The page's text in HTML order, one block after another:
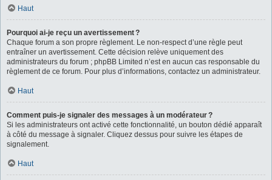
Haut
Pourquoi ai-je reçu un avertissement ?
Chaque forum a son propre règlement. Le non-respect d’une règle peut
entraîner un avertissement. Cette décision relève uniquement des
administrateurs du forum ; phpBB Limited n’est en aucun cas responsable du
règlement de ce forum. Pour plus d’informations, contactez un administrateur.
Haut
Comment puis-je signaler des messages à un modérateur ?
Si les administrateurs ont activé cette fonctionnalité, un bouton dédié apparaît
à côté du message à signaler. Cliquez dessus pour suivre les étapes de
signalement.
Haut